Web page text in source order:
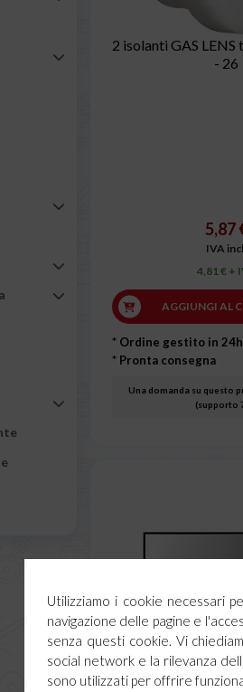
2 isolanti GAS
- 26
5,87
IVA
4,81 € +
AGGIUNGI AL
* Ordine gestito in 24h
* Pronta consegna
Una domanda su questo
(supporto
Utilizziamo i cookie necessari
navigazione delle pagine e
senza questi cookie. Vi
social network e la rilevanza
sono utilizzati per offrire